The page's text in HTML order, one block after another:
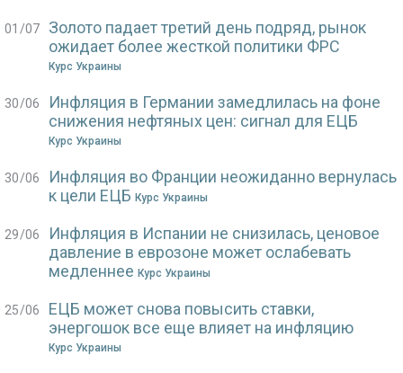
01/07
Золото падает третий день подряд, рынок
ожидает более жесткой политики ФРС
Курс Украины
30/06
Инфляция в Германии замедлилась на фоне
снижения нефтяных цен: сигнал для ЕЦБ
Курс Украины
30/06
Инфляция во Франции неожиданно вернулась
к цели ЕЦБ Курс Украины
29/06
Инфляция в Испании не снизилась, ценовое
давление в еврозоне может ослабевать
медленнее Курс Украины
25/06
ЕЦБ может снова повысить ставки,
энергошок все еще влияет на инфляцию
Курс Украины